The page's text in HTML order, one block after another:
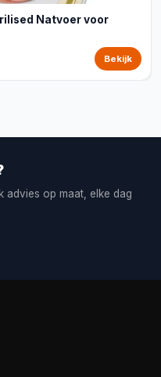
Natvoer voor
Bekijk
advies op maat, elke dag